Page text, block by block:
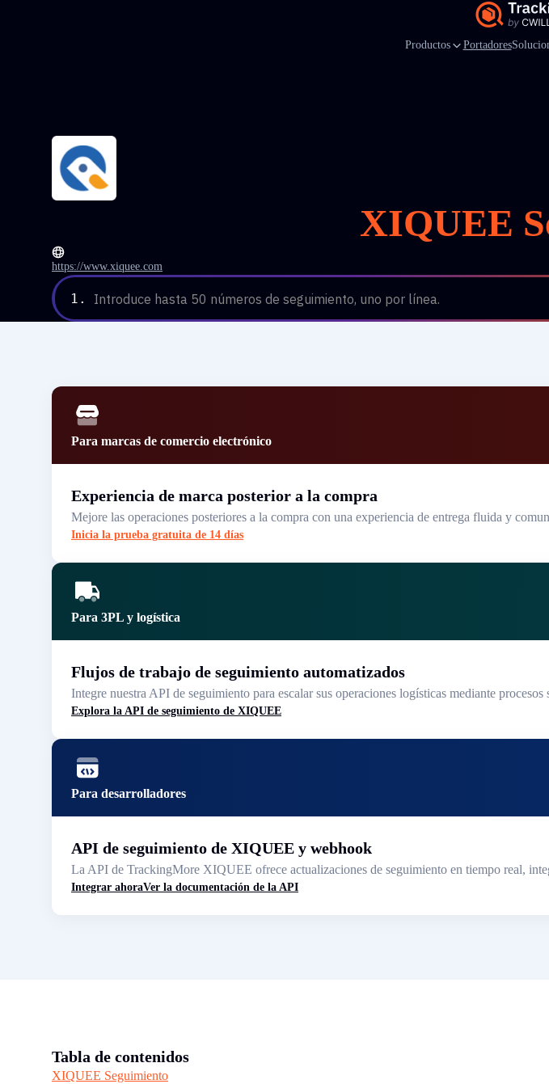
Productos Portadores
XIQUEE
https://www.xiquee.com
1. Introduce hasta 50 números de seguimiento, uno por línea.
Para marcas de comercio electrónico
Experiencia de marca posterior a la compra
Mejore las operaciones posteriores a la compra con una experiencia de entrega fluida y
Inicia la prueba gratuita de 14 días
Para 3PL y logística
Flujos de trabajo de seguimiento automatizados
Integre nuestra API de seguimiento para escalar sus operaciones logísticas mediante
Explora la API de seguimiento de XIQUEE
Para desarrolladores
API de seguimiento de XIQUEE y webhook
La API de TrackingMore XIQUEE ofrece actualizaciones de seguimiento en tiempo real,
Integrar ahoraVer la documentación de la API
Tabla de contenidos
XIQUEE Seguimiento